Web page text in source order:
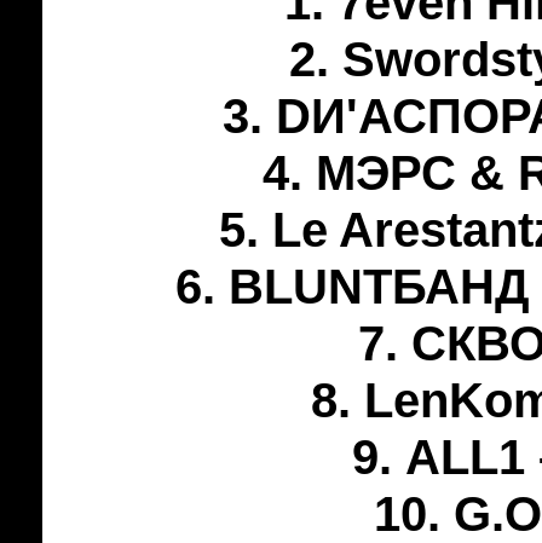
2.
3.
4. МЭРС &
5. Le
6. BLUNTБАНД
7.
8.
9. ALL1
10.